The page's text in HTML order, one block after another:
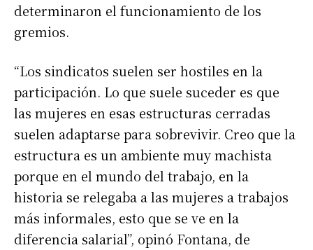
determinaron el funcionamiento de los
gremios.
“Los sindicatos suelen ser hostiles en la
participación. Lo que suele suceder es que
las mujeres en esas estructuras cerradas
suelen adaptarse para sobrevivir. Creo que la
estructura es un ambiente muy machista
porque en el mundo del trabajo, en la
historia se relegaba a las mujeres a trabajos
más informales, esto que se ve en la
diferencia salarial”, opinó Fontana, de